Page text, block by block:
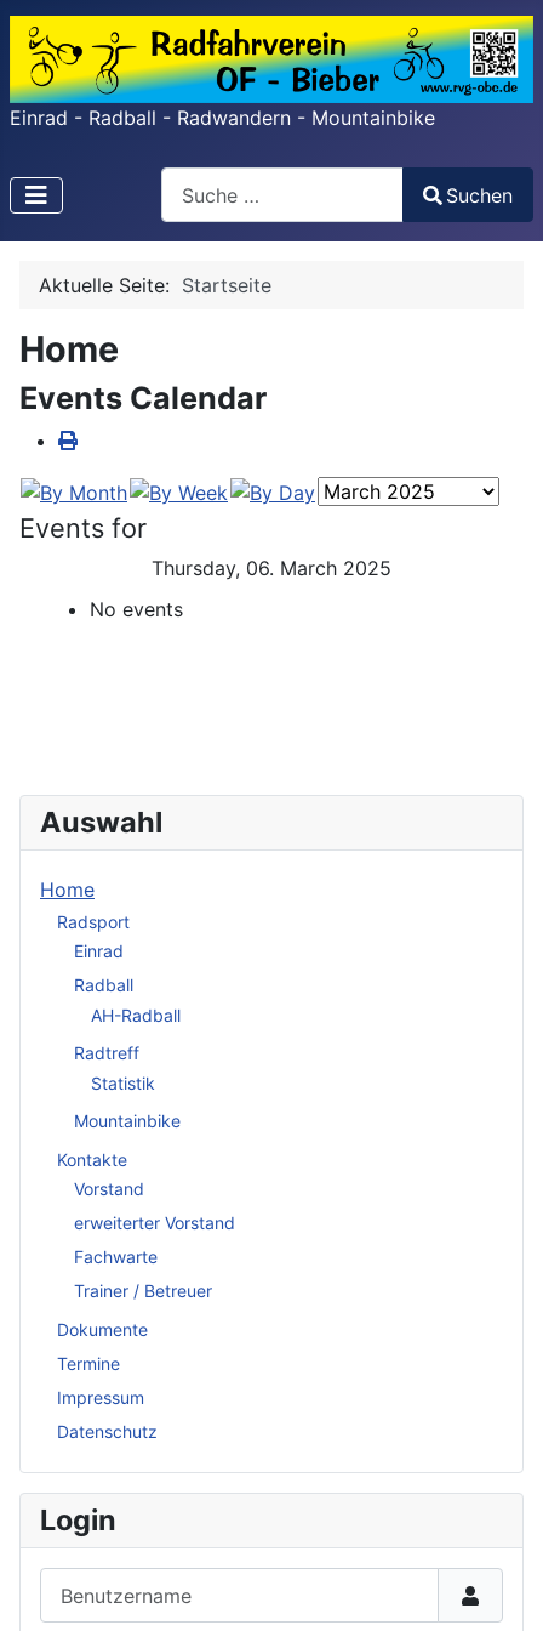
Einrad - Radball - Radwandern - Mountainbike
Search
Type 2 or more characters for results.
Suchen
Aktuelle Seite: Startseite
Home
Events Calendar
Events for
Thursday, 06. March 2025
No events
Auswahl
Home
Radsport
Einrad
Radball
AH-Radball
Radtreff
Statistik
Mountainbike
Kontakte
Vorstand
erweiterter Vorstand
Fachwarte
Trainer / Betreuer
Dokumente
Termine
Impressum
Datenschutz
Login